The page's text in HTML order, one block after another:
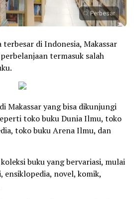
Perbesar
terbesar di Indonesia, Makassar
termasuk salah
Makassar yang bisa dikunjungi
toko buku Dunia Ilmu, toko
toko buku Arena Ilmu, dan
buku yang bervariasi, mulai
ensiklopedia, novel, komik,